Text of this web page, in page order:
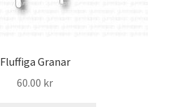
Fluffiga Granar
60.00 kr